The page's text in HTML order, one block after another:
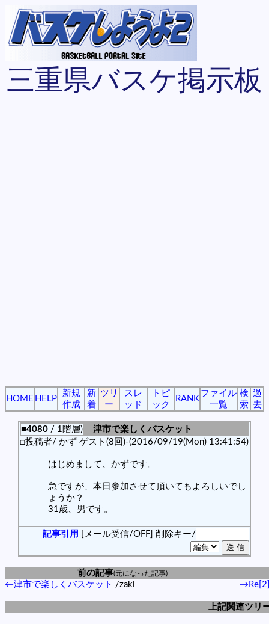
三重県バスケ掲示板
HOME HELP
新規
作成
新
着
ツリ
ー
スレ
ッド
トピ
ック
RANK
ファイル
一覧
検
索
過
去
■4080 / 1階層)
津市で楽しくバスケット
□投稿者/ かず ゲスト(8回)-(2016/09/19(Mon) 13:41:54)
はじめまして、かずです。
急ですが、本日参加させて頂いてもよろしいでし
ょうか？
31歳、男です。
記事引用 [メール受信/OFF] 削除キー/
前の記事(元になった記事)
←津市で楽しくバスケット /zaki
上記関連ツリ